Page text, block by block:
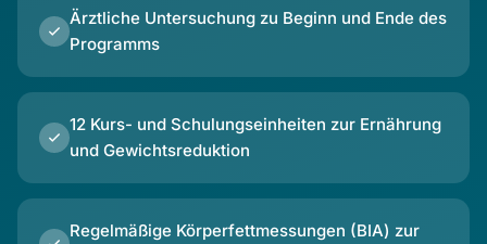
Ärztliche Untersuchung zu Beginn und Ende des
Programms
12 Kurs- und Schulungseinheiten zur Ernährung
und Gewichtsreduktion
Regelmäßige Körperfettmessungen (BIA) zur